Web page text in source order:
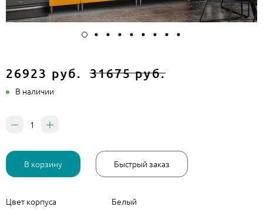
26923 руб. 31675 руб.
В наличии
В корзину Быстрый заказ
Цвет корпуса Белый